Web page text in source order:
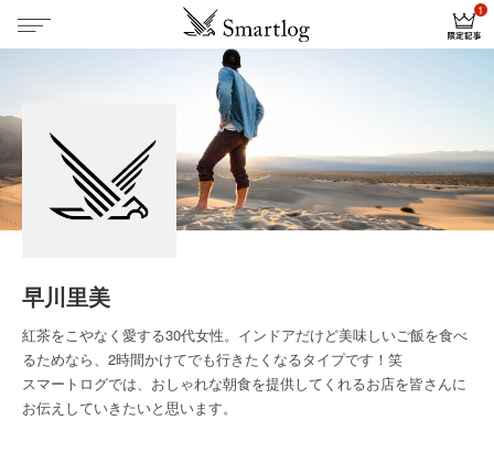
早川里美
紅茶をこやなく愛する30代女性。インドアだけど美味しいご飯を食べ
るためなら、2時間かけてでも行きたくなるタイプです！笑
スマートログでは、おしゃれな朝食を提供してくれるお店を皆さんに
お伝えしていきたいと思います。